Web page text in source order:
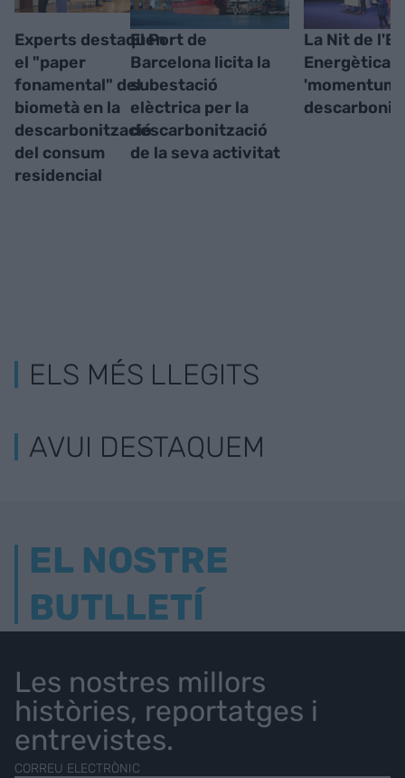
Experts destaquen
el "paper
fonamental" del
biometà en la
descarbonització
del consum
residencial
El Port de
Barcelona licita la
subestació
elèctrica per la
descarbonització
de la seva activitat
La Nit de
Energètica:
'momentum'
ELS MÉS LLEGITS
AVUI DESTAQUEM
EL NOSTRE
BUTLLETÍ
Les nostres millors
històries, reportatges i
entrevistes.
CORREU ELECTRÒNIC